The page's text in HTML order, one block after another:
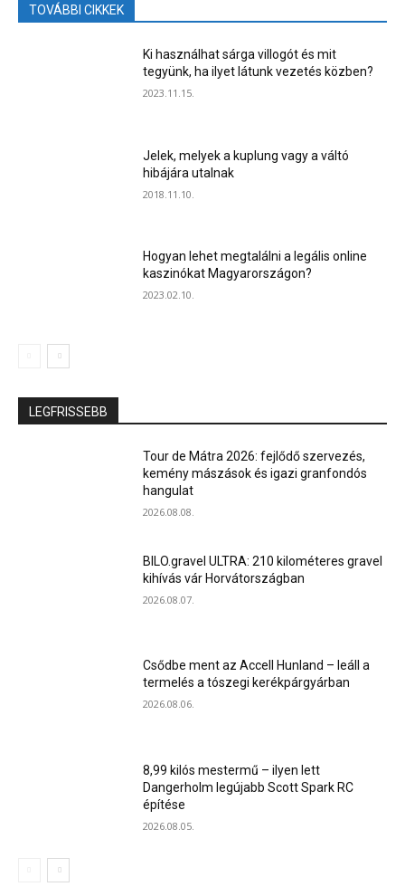
TOVÁBBI CIKKEK
Ki használhat sárga villogót és mit
tegyünk, ha ilyet látunk vezetés közben?
2023.11.15.
Jelek, melyek a kuplung vagy a váltó
hibájára utalnak
2018.11.10.
Hogyan lehet megtalálni a legális online
kaszinókat Magyarországon?
2023.02.10.
LEGFRISSEBB
Tour de Mátra 2026: fejlődő szervezés,
kemény mászások és igazi granfondós
hangulat
2026.08.08.
BILO.gravel ULTRA: 210 kilométeres gravel
kihívás vár Horvátországban
2026.08.07.
Csődbe ment az Accell Hunland – leáll a
termelés a tószegi kerékpárgyárban
2026.08.06.
8,99 kilós mestermű – ilyen lett
Dangerholm legújabb Scott Spark RC
építése
2026.08.05.